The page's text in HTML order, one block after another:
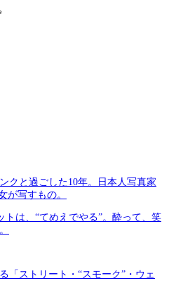
クと過ごした10年。日本人写真家
が写すもの。
トは、“てめえでやる”。酔って、笑
「ストリート・“スモーク”・ウェ